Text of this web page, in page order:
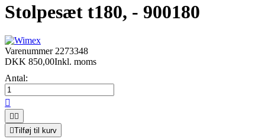
Stolpesæt t180, - 900180
Varenummer 2273348
DKK 850,00Inkl. moms
Antal:

 
Tilføj til kurv